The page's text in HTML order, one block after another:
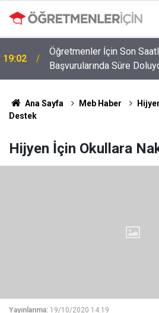
19:02
Öğretmenler İçin Son
Başvurularında Süre
Ana Sayfa Meb Haber
Destek
Hijyen İçin Okullara
Yayınlanma: 19/10/2020 14:19